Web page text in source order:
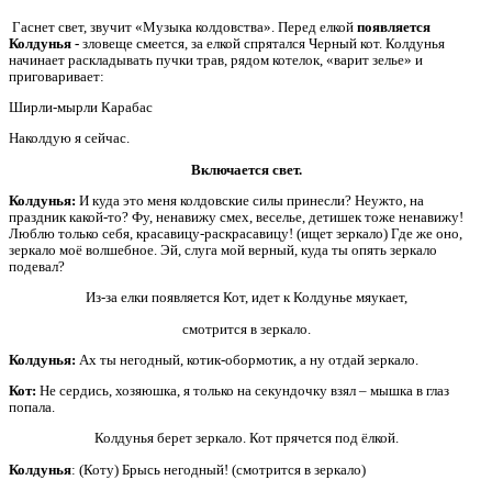
Гаснет свет, звучит «Музыка колдовства». Перед елкой появляется
Колдунья - зловеще смеется, за елкой спрятался Черный кот. Колдунья
начинает раскладывать пучки трав, рядом котелок, «варит зелье» и
приговаривает:
Ширли-мырли Карабас
Наколдую я сейчас.
Включается свет.
Колдунья: И куда это меня колдовские силы принесли? Неужто, на
праздник какой-то? Фу, ненавижу смех, веселье, детишек тоже ненавижу!
Люблю только себя, красавицу-раскрасавицу! (ищет зеркало) Где же оно,
зеркало моё волшебное. Эй, слуга мой верный, куда ты опять зеркало
подевал?
Из-за елки появляется Кот, идет к Колдунье мяукает,
смотрится в зеркало.
Колдунья: Ах ты негодный, котик-обормотик, а ну отдай зеркало.
Кот: Не сердись, хозяюшка, я только на секундочку взял – мышка в глаз
попала.
Колдунья берет зеркало. Кот прячется под ёлкой.
Колдунья: (Коту) Брысь негодный! (смотрится в зеркало)